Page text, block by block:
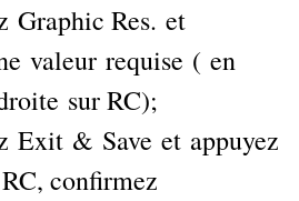
Graphic Res. et
valeur requise ( en
sur RC);
Exit & Save et appuyez
confirmez